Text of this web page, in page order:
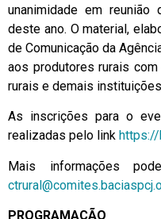
unanimidade em reunião
deste ano. O material,
de Comunicação da
aos produtores rurais
rurais e demais
As inscrições para o
realizadas pelo link https://
Mais informações
PROGRAMAÇÃO